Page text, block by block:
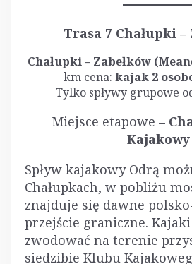
Trasa 7 Chałupki –
Chałupki – Zabełków
km cena: kajak 2
Tylko spływy grupowe
Miejsce etapowe –
Kajakowy
Spływ kajakowy Odrą
Chałupkach, w pobliżu
znajduje się dawne
przejście graniczne.
zwodować na terenie
siedzibie Klubu